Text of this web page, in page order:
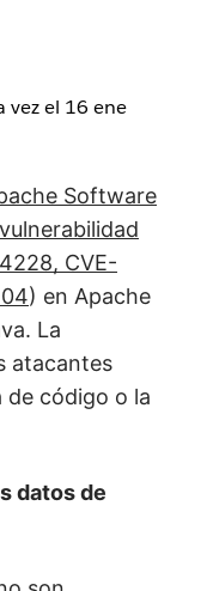
vez el 16 ene
Software
CVE-
) en Apache
La
atacantes
de código o la
datos de